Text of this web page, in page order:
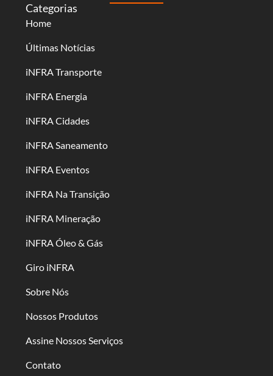
Categorias
Home
Últimas Notícias
iNFRA Transporte
iNFRA Energia
iNFRA Cidades
iNFRA Saneamento
iNFRA Eventos
iNFRA Na Transição
iNFRA Mineração
iNFRA Óleo & Gás
Giro iNFRA
Sobre Nós
Nossos Produtos
Assine Nossos Serviços
Contato